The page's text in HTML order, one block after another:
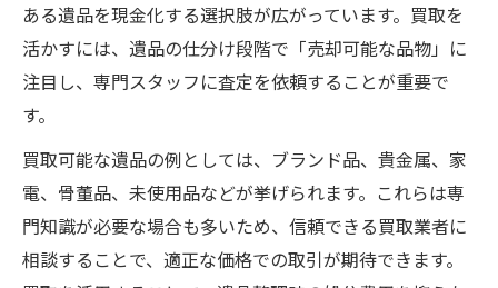
ある遺品を現金化する選択肢が広がっています。買取を
活かすには、遺品の仕分け段階で「売却可能な品物」に
注目し、専門スタッフに査定を依頼することが重要で
す。
買取可能な遺品の例としては、ブランド品、貴金属、家
電、骨董品、未使用品などが挙げられます。これらは専
門知識が必要な場合も多いため、信頼できる買取業者に
相談することで、適正な価格での取引が期待できます。